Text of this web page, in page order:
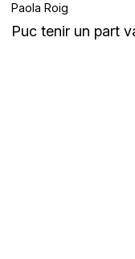
Paola Roig
Puc tenir un part